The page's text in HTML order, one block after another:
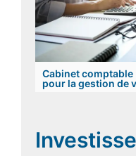
Cabinet
pour la gestion de